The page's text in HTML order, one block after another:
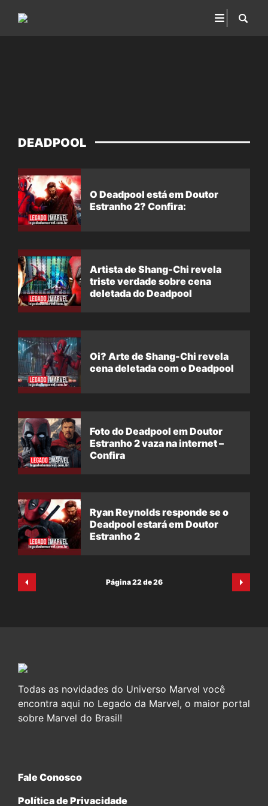
DEADPOOL
O Deadpool está em Doutor
Estranho 2? Confira:
Artista de Shang-Chi revela
triste verdade sobre cena
deletada do Deadpool
Oi? Arte de Shang-Chi revela
cena deletada com o Deadpool
Foto do Deadpool em Doutor
Estranho 2 vaza na internet –
Confira
Ryan Reynolds responde se o
Deadpool estará em Doutor
Estranho 2
Página 22 de 26
Todas as novidades do Universo Marvel você
encontra aqui no Legado da Marvel, o maior portal
sobre Marvel do Brasil!
Fale Conosco
Política de Privacidade